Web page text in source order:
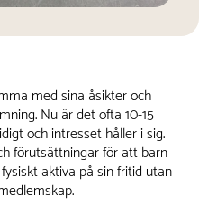
med sina åsikter och
Nu är det ofta 10-15
och intresset håller i sig.
förutsättningar för att barn
aktiva på sin fritid utan